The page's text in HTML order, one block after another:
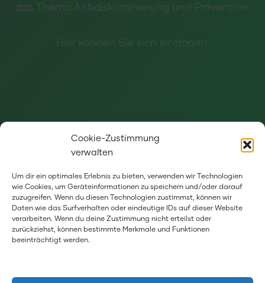
Cookie-Zustimmung
verwalten
Um dir ein optimales Erlebnis zu bieten, verwenden wir Technologien
wie Cookies, um Geräteinformationen zu speichern und/oder darauf
zuzugreifen. Wenn du diesen Technologien zustimmst, können wir
Daten wie das Surfverhalten oder eindeutige IDs auf dieser Website
verarbeiten. Wenn du deine Zustimmung nicht erteilst oder
zurückziehst, können bestimmte Merkmale und Funktionen
beeinträchtigt werden.
das Thema Antidiskriminierung und Prävention.
Hier können Sie sich eintragen:
Wenn Sie Informationen und Hinweise zu
Veranstaltungen in Heidelberg haben, dann
schicken Sie diese gerne an